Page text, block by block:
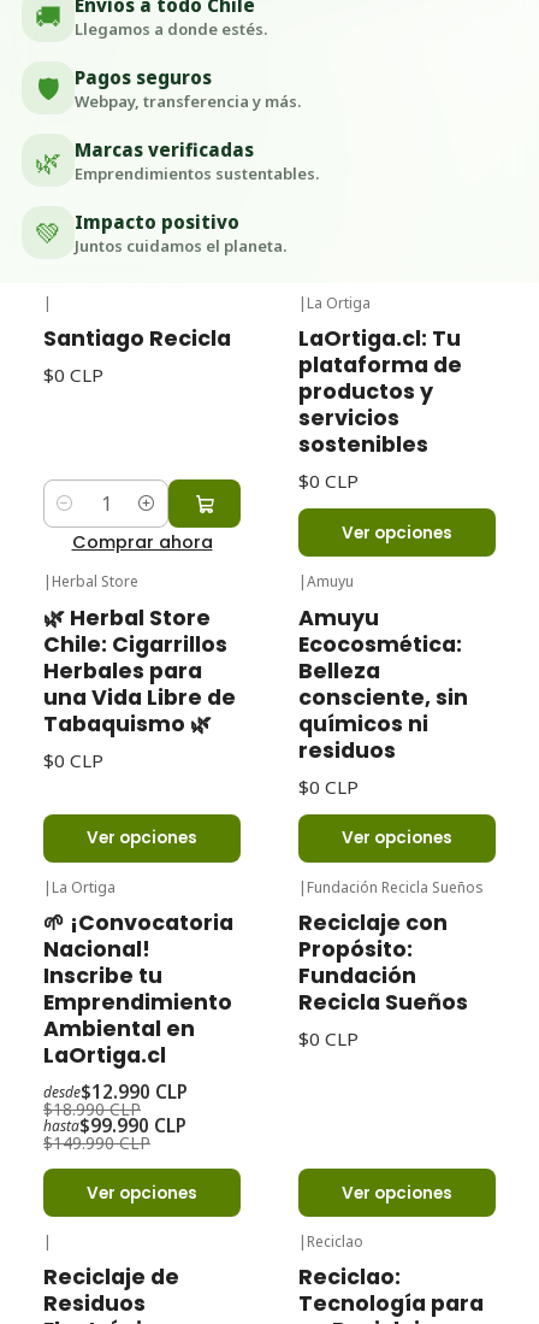
🚚 Llegamos a donde estés.
🛡️ Pagos seguros
Webpay, transferencia y más.
🌿 Marcas verificadas
Emprendimientos sustentables.
💚 Impacto positivo
Juntos cuidamos el planeta.
|
Santiago Recicla
$0 CLP
Cantidad
Comprar ahora
| La Ortiga
LaOrtiga.cl: Tu
plataforma de
productos y
servicios
sostenibles
$0 CLP
Ver opciones
| Herbal Store
🌿 Herbal Store
Chile: Cigarrillos
Herbales para
una Vida Libre de
Tabaquismo 🌿
$0 CLP
Ver opciones
|Amuyu
Amuyu
Ecocosmética:
Belleza
consciente, sin
químicos ni
residuos
$0 CLP
Ver opciones
| La Ortiga
🌱 ¡Convocatoria
Nacional!
Inscribe tu
Emprendimiento
Ambiental en
LaOrtiga.cl
desde$12.990 CLP
$18.990 CLP
hasta$99.990 CLP
$149.990 CLP
Ver opciones
| Fundación Recicla Sueños
Reciclaje con
Propósito:
Fundación
Recicla Sueños
$0 CLP
Ver opciones
|
Reciclaje de
Residuos
| Reciclao
Reciclao:
Tecnología para